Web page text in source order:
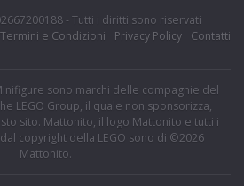
- Tutti i diritti sono riservati
Termini e Condizioni Privacy Policy Contatti
sono marchi delle compagnie del
LEGO Group, il quale non sponsorizza,
sito. Mattonito, il logo Mattonito e tutti i
copyright della LEGO sono di ©2026
Mattonito.